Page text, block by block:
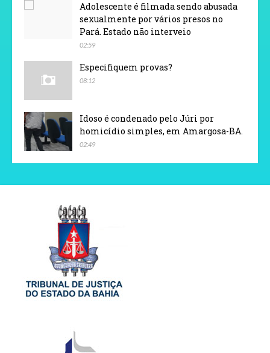
Adolescente é filmada sendo abusada
sexualmente por vários presos no
Pará. Estado não interveio
02:59
Especifiquem provas?
08:12
Idoso é condenado pelo Júri por
homicídio simples, em Amargosa-BA.
02:49